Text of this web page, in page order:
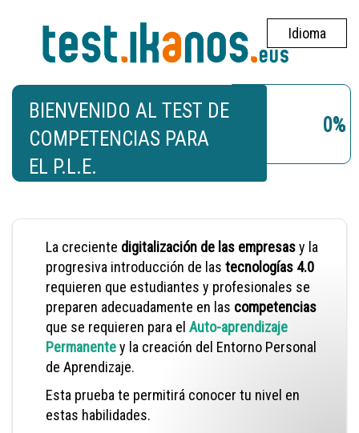
Idioma
0%
BIENVENIDO AL TEST DE
COMPETENCIAS PARA
EL P.L.E.
La creciente digitalización de las empresasy la
progresiva introducción de las tecnologías 4.0
requieren que estudiantes y profesionales se
preparen adecuadamente en las competencias
que se requieren para el Auto-aprendizaje
Permanentey la creación del Entorno Personal
de Aprendizaje.
Esta prueba te permitirá conocer tu nivel en
estas habilidades.